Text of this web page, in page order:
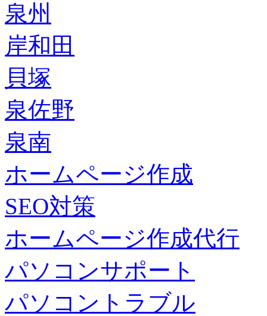
泉州
岸和田
貝塚
泉佐野
泉南
ホームページ作成
SEO対策
ホームページ作成代行
パソコンサポート
パソコントラブル